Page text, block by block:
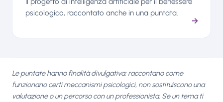
psicologico, raccontato anche in una puntata.
→
Le puntate hanno finalità divulgativa: raccontano come
funzionano certi meccanismi psicologici, non sostituiscono una
valutazione o un percorso con un professionista. Se un tema ti